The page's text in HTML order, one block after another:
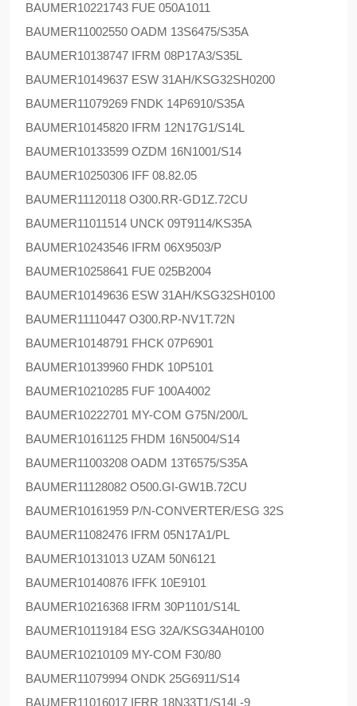
BAUMER10221743 FUE 050A1011
BAUMER11002550 OADM 13S6475/S35A
BAUMER10138747 IFRM 08P17A3/S35L
BAUMER10149637 ESW 31AH/KSG32SH0200
BAUMER11079269 FNDK 14P6910/S35A
BAUMER10145820 IFRM 12N17G1/S14L
BAUMER10133599 OZDM 16N1001/S14
BAUMER10250306 IFF 08.82.05
BAUMER11120118 O300.RR-GD1Z.72CU
BAUMER11011514 UNCK 09T9114/KS35A
BAUMER10243546 IFRM 06X9503/P
BAUMER10258641 FUE 025B2004
BAUMER10149636 ESW 31AH/KSG32SH0100
BAUMER11110447 O300.RP-NV1T.72N
BAUMER10148791 FHCK 07P6901
BAUMER10139960 FHDK 10P5101
BAUMER10210285 FUF 100A4002
BAUMER10222701 MY-COM G75N/200/L
BAUMER10161125 FHDM 16N5004/S14
BAUMER11003208 OADM 13T6575/S35A
BAUMER11128082 O500.GI-GW1B.72CU
BAUMER10161959 P/N-CONVERTER/ESG 32S
BAUMER11082476 IFRM 05N17A1/PL
BAUMER10131013 UZAM 50N6121
BAUMER10140876 IFFK 10E9101
BAUMER10216368 IFRM 30P1101/S14L
BAUMER10119184 ESG 32A/KSG34AH0100
BAUMER10210109 MY-COM F30/80
BAUMER11079994 ONDK 25G6911/S14
BAUMER11016017 IFRR 18N33T1/S14L-9